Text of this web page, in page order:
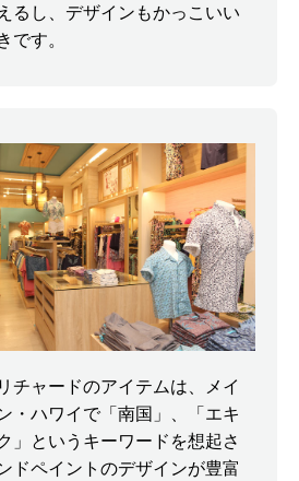
るし、デザインもかっこいい
です。
チャードのアイテムは、メイ
・ハワイで「南国」、「エキ
」というキーワードを想起さ
ドペイントのデザインが豊富